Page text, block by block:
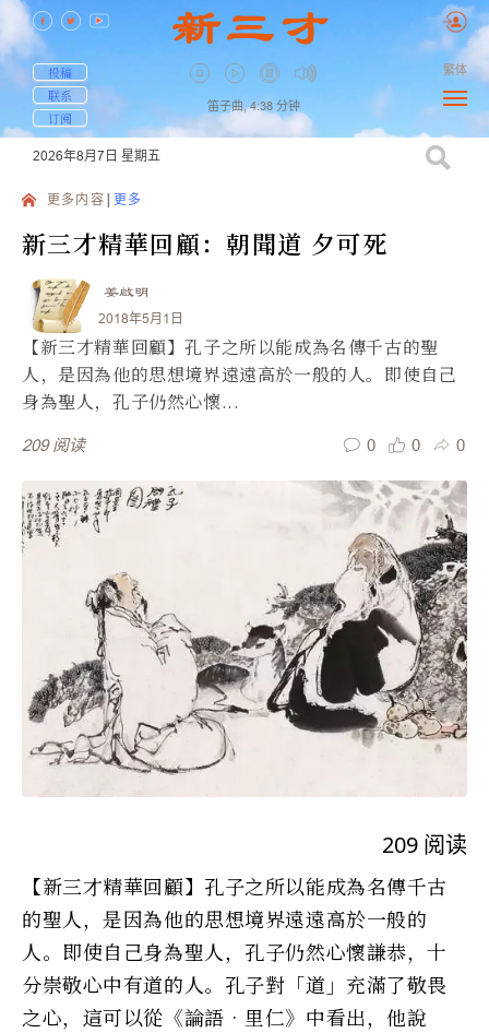
投稿
联系
订阅
笛子曲, 4:38 分钟
繁体
2026年8月7日 星期五
更多内容 更多
新三才精華回顧：朝聞道 夕可死
姜啟明
2018年5月1日
【新三才精華回顧】孔子之所以能成為名傳千古的聖
人，是因為他的思想境界遠遠高於一般的人。即使自己
身為聖人，孔子仍然心懷...
209 阅读 0 0 0
209 阅读
【新三才精華回顧】孔子之所以能成為名傳千古
的聖人，是因為他的思想境界遠遠高於一般的
人。即使自己身為聖人，孔子仍然心懷謙恭，十
分崇敬心中有道的人。孔子對「道」充滿了敬畏
之心，這可以從《論語•里仁》中看出，他說